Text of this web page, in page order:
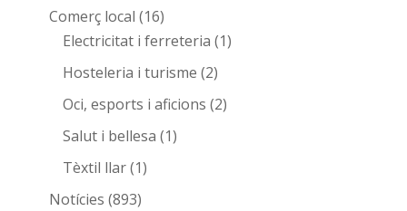
Comerç local (16)
Electricitat i ferreteria (1)
Hosteleria i turisme (2)
Oci, esports i aficions (2)
Salut i bellesa (1)
Tèxtil llar(1)
Notícies (893)